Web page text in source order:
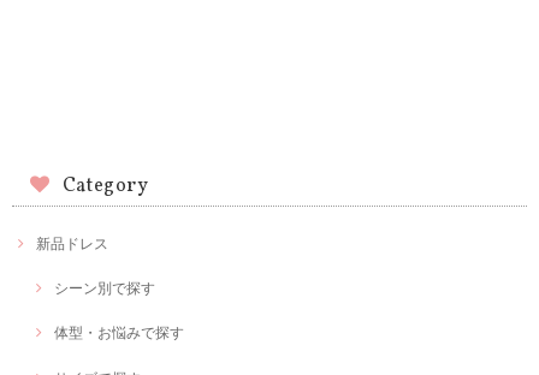
Category
新品ドレス
シーン別で探す
体型・お悩みで探す